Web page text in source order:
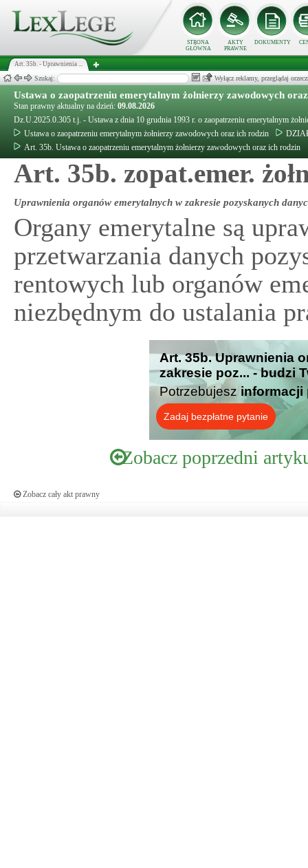
STRONA
GŁÓWNA
AKTY
PRAWNE
DOKUMENTY
Art. 35b. - Uprawnienia ...
Szukaj: Wyłącz reklamy, przeglądaj
Ustawa o zaopatrzeniu emerytalnym żołnierzy zawodowych
Stan prawny aktualny na dzień: 09.08.2026
Dz.U.2025.0.305 t.j. - Ustawa z dnia 10 grudnia 1993 r. o zaopatrzeniu emerytalnym
Ustawa o zaopatrzeniu emerytalnym żołnierzy zawodowych oraz ich rodzin
Art. 35b. Ustawa o zaopatrzeniu emerytalnym żołnierzy zawodowych oraz ich rodzin
Art. 35b. zopat.emer.
Uprawnienia organów emerytalnych w zakresie pozyskanych
Organy emerytalne są
przetwarzania danych
rentowych lub organów
niezbędnym do ustalania
Art. 35b. Uprawnienia
zakresie poz... - budzi
Potrzebujesz informacji
Zadaj bezpłatne pytanie
Zobacz poprzedni
Zobacz cały akt prawny